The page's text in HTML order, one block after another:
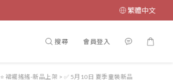
繁體中文
搜尋 會員登入
⭐ 裙襬搖搖-新品上架 > ✅ 5月10日 夏季童裝新品